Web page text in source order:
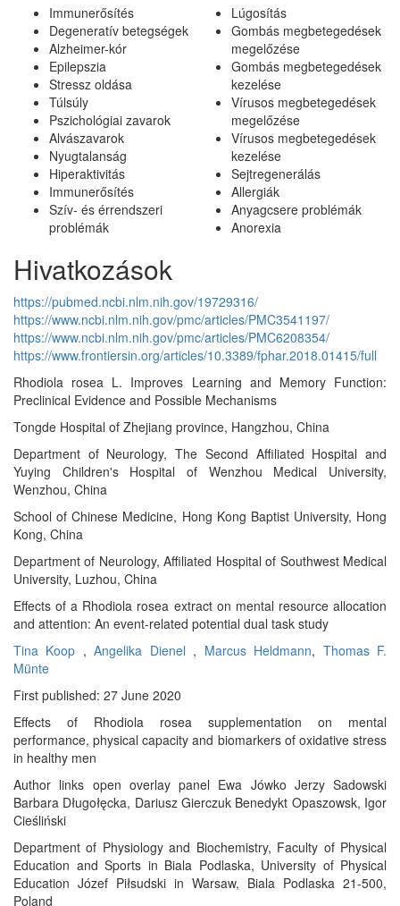
Immunerősítés
Degeneratív betegségek
Alzheimer-kór
Epilepszia
Stressz oldása
Túlsúly
Pszichológiai zavarok
Alvászavarok
Nyugtalanság
Hiperaktivitás
Immunerősítés
Szív- és érrendszeri
problémák
Lúgosítás
Gombás megbetegedések
megelőzése
Gombás megbetegedések
kezelése
Vírusos megbetegedések
megelőzése
Vírusos megbetegedések
kezelése
Sejtregenerálás
Allergiák
Anyagcsere problémák
Anorexia
Hivatkozások
https://pubmed.ncbi.nlm.nih.gov/19729316/
https://www.ncbi.nlm.nih.gov/pmc/articles/PMC3541197/
https://www.ncbi.nlm.nih.gov/pmc/articles/PMC6208354/
https://www.frontiersin.org/articles/10.3389/fphar.2018.01415/full
Rhodiola rosea L. Improves Learning and Memory Function:
Preclinical Evidence and Possible Mechanisms
Tongde Hospital of Zhejiang province, Hangzhou, China
Department of Neurology, The Second Affiliated Hospital and
Yuying Children's Hospital of Wenzhou Medical University,
Wenzhou, China
School of Chinese Medicine, Hong Kong Baptist University, Hong
Kong, China
Department of Neurology, Affiliated Hospital of Southwest Medical
University, Luzhou, China
Effects of a Rhodiola rosea extract on mental resource allocation
and attention: An event‐related potential dual task study
Tina Koop ,Angelika Dienel , Marcus Heldmann, Thomas F.
Münte
First published: 27 June 2020
Effects of Rhodiola rosea supplementation on mental
performance, physical capacity and biomarkers of oxidative stress
in healthy men
Author links open overlay panel Ewa Jówko Jerzy Sadowski
Barbara Długołęcka, Dariusz Gierczuk Benedykt Opaszowsk, Igor
Cieśliński
Department of Physiology and Biochemistry, Faculty of Physical
Education and Sports in Biala Podlaska, University of Physical
Education Józef Piłsudski in Warsaw, Biala Podlaska 21-500,
Poland